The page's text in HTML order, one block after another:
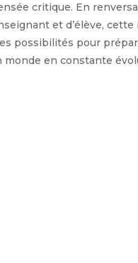
critique. En
et d’élève, cette
possibilités pour
monde en constante